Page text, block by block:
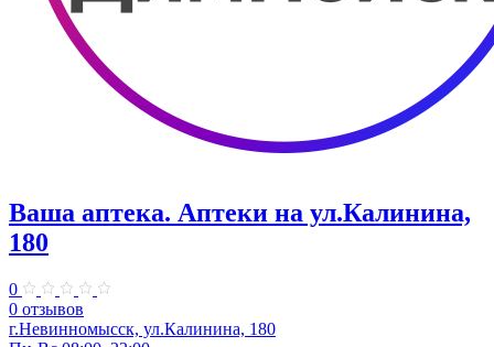
Ваша аптека. Аптеки на ул.Калинина,
180
0
0 отзывов
г.Невинномысск, ул.Калинина, 180